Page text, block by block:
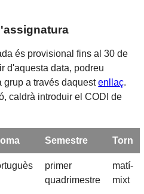
és provisional fins al 30 de
d'aquesta data, podreu
a través daquestenllaç.
caldrà introduir el CODI de
Semestre Torn
primer
quadrimestre
matí-
mixt